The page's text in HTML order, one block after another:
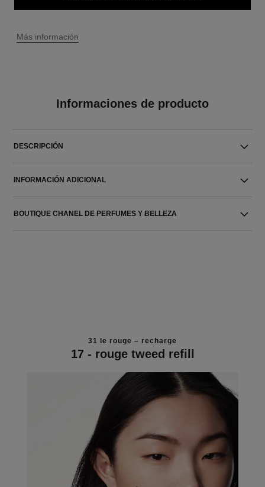
↩
Más información
Informaciones de producto
DESCRIPCIÓN
INFORMACIÓN ADICIONAL
BOUTIQUE CHANEL DE PERFUMES Y BELLEZA
31 le rouge – recharge
17 - rouge tweed refill